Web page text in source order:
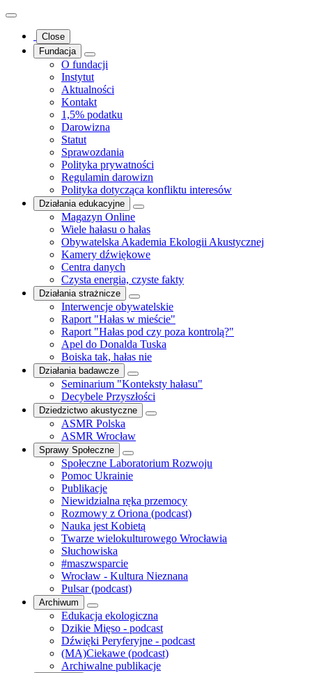
Close
Fundacja
O fundacji
Instytut
Aktualności
Kontakt
1,5% podatku
Darowizna
Statut
Sprawozdania
Polityka prywatności
Regulamin darowizn
Polityka dotycząca konfliktu interesów
Działania edukacyjne
Magazyn Online
Wiele hałasu o hałas
Obywatelska Akademia Ekologii Akustycznej
Kamery dźwiękowe
Centra danych
Czysta energia, czyste fakty
Działania strażnicze
Interwencje obywatelskie
Raport "Hałas w mieście"
Raport "Hałas pod czy poza kontrolą?"
Apel do Donalda Tuska
Boiska tak, hałas nie
Działania badawcze
Seminarium "Konteksty hałasu"
Decybele Przyszłości
Dziedzictwo akustyczne
ASMR Polska
ASMR Wrocław
Sprawy Społeczne
Społeczne Laboratorium Rozwoju
Pomoc Ukrainie
Publikacje
Niewidzialna ręka przemocy
Rozmowy z Oriona (podcast)
Nauka jest Kobietą
Twarze wielokulturowego Wrocławia
Słuchowiska
#maszwsparcie
Wrocław - Kultura Nieznana
Pulsar (podcast)
Archiwum
Edukacja ekologiczna
Dzikie Mięso - podcast
Dźwięki Peryferyjne - podcast
(MA)Ciekawe (podcast)
Archiwalne publikacje